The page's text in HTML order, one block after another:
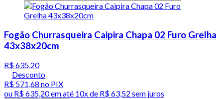
Fogão Churrasqueira Caipira Chapa 02 Furo Grelha
43x38x20cm
R$ 635,20
Desconto
R$ 571,68 no PIX
ou R$ 635,20em até 10x de R$ 63,52 sem juros